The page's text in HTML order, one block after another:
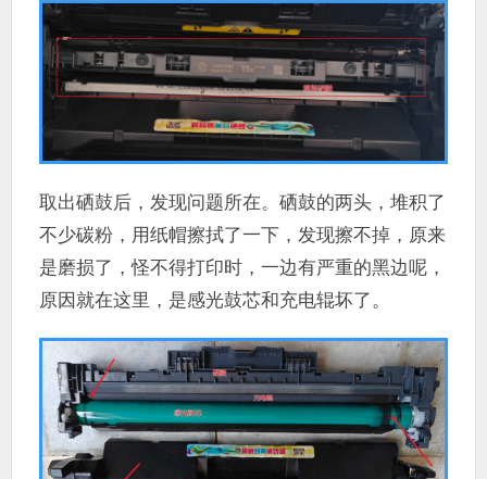
取出硒鼓后，发现问题所在。硒鼓的两头，堆积了
不少碳粉，用纸帽擦拭了一下，发现擦不掉，原来
是磨损了，怪不得打印时，一边有严重的黑边呢，
原因就在这里，是感光鼓芯和充电辊坏了。